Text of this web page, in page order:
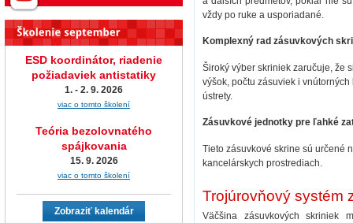
vždy po ruke a usporiadané.
Komplexný rad zásuvkových
Široký výber skriniek zaručuje, že
výšok, počtu zásuviek i
ústrety.
Zásuvkové jednotky pre ľahké
Tieto zásuvkové skrine sú určené
kancelárskych prostrediach.
Trojúrovňový systém
Väčšina zásuvkových skriniek
ESD koordinátor, riadenie
požiadaviek antistatiky
1. - 2. 9. 2026
viac o tomto školení
Teória bezolovnatého
spájkovania
15. 9. 2026
viac o tomto školení
Zobraziť kalendár